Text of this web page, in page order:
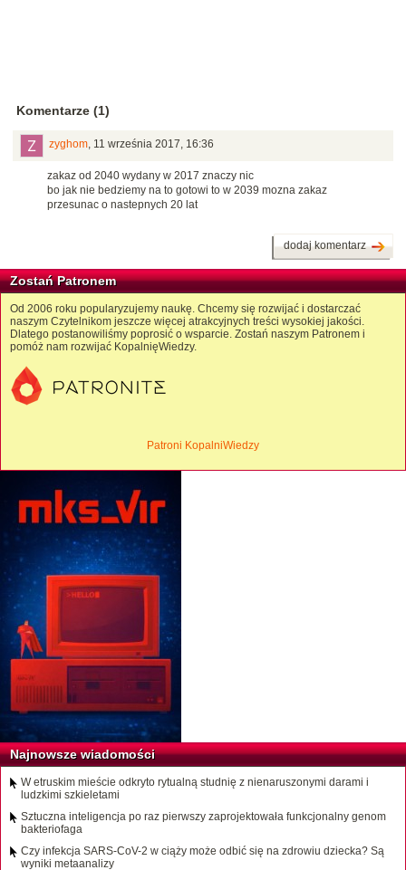
Komentarze (1)
zyghom, 11 września 2017, 16:36
zakaz od 2040 wydany w 2017 znaczy nic
bo jak nie bedziemy na to gotowi to w 2039 mozna zakaz
przesunac o nastepnych 20 lat
dodaj komentarz
Zostań Patronem
Od 2006 roku popularyzujemy naukę. Chcemy się rozwijać i dostarczać
naszym Czytelnikom jeszcze więcej atrakcyjnych treści wysokiej jakości.
Dlatego postanowiliśmy poprosić o wsparcie. Zostań naszym Patronem i
pomóż nam rozwijać KopalnięWiedzy.
Patroni KopalniWiedzy
Najnowsze wiadomości
W etruskim mieście odkryto rytualną studnię z nienaruszonymi darami i
ludzkimi szkieletami
Sztuczna inteligencja po raz pierwszy zaprojektowała funkcjonalny genom
bakteriofaga
Czy infekcja SARS-CoV-2 w ciąży może odbić się na zdrowiu dziecka? Są
wyniki metaanalizy